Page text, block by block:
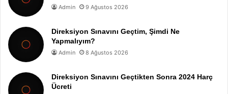
Admin 9 Ağustos 2026
Direksiyon Sınavını Geçtim, Şimdi Ne
Yapmalıyım?
Admin 8 Ağustos 2026
Direksiyon Sınavını Geçtikten Sonra 2024 Harç
Ücreti